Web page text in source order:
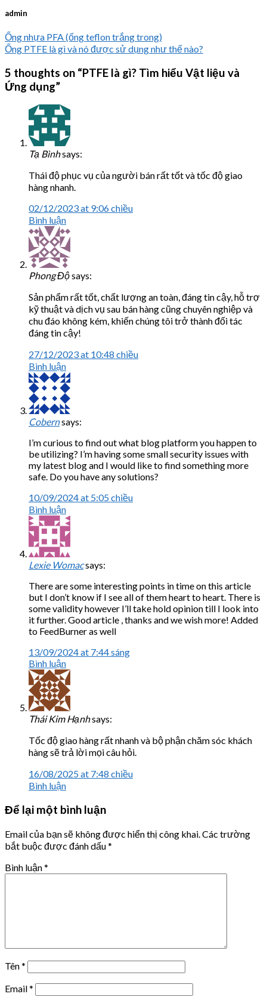
admin
Ống nhựa PFA (ống teflon trắng trong)
Ống PTFE là gì và nó được sử dụng như thế nào?
5 thoughts on “PTFE là gì? Tìm hiểu Vật liệu và
Ứng dụng”
Tạ Bìnhsays:
Thái độ phục vụ của người bán rất tốt và tốc độ giao
hàng nhanh.
02/12/2023 at 9:06 chiều
Bình luận
Phong Độsays:
Sản phẩm rất tốt, chất lượng an toàn, đáng tin cậy, hỗ trợ
kỹ thuật và dịch vụ sau bán hàng cũng chuyên nghiệp và
chu đáo không kém, khiến chúng tôi trở thành đối tác
đáng tin cậy!
27/12/2023 at 10:48 chiều
Bình luận
Cobernsays:
I’m curious to find out what blog platform you happen to
be utilizing? I’m having some small security issues with
my latest blog and I would like to find something more
safe. Do you have any solutions?
10/09/2024 at 5:05 chiều
Bình luận
Lexie Womacsays:
There are some interesting points in time on this article
but I don’t know if I see all of them heart to heart. There is
some validity however I’ll take hold opinion till I look into
it further. Good article , thanks and we wish more! Added
to FeedBurner as well
13/09/2024 at 7:44 sáng
Bình luận
Thái Kim Hạnhsays:
Tốc độ giao hàng rất nhanh và bộ phận chăm sóc khách
hàng sẽ trả lời mọi câu hỏi.
16/08/2025 at 7:48 chiều
Bình luận
Để lại một bình luận
Email của bạn sẽ không được hiển thị công khai. Các trường
bắt buộc được đánh dấu*
Bình luận*
Tên*
Email*